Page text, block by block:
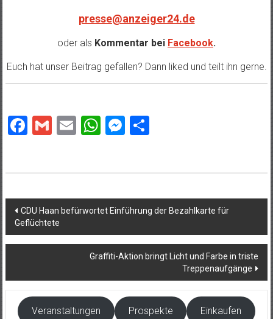
presse@anzeiger24.de
oder als Kommentar bei Facebook.
Euch hat unser Beitrag gefallen? Dann liked und teilt ihn gerne.
Facebook
Gmail
EmailWhatsApp
Messenger
Teilen
Beitragsnavigation
CDU Haan befürwortet Einführung der Bezahlkarte für
Geflüchtete
Graffiti-Aktion bringt Licht und Farbe in triste
Treppenaufgänge
Veranstaltungen Prospekte Einkaufen